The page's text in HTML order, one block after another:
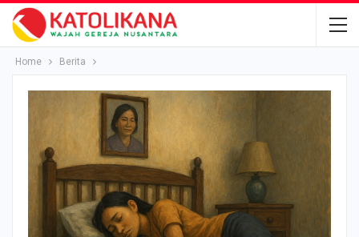
Home Berita